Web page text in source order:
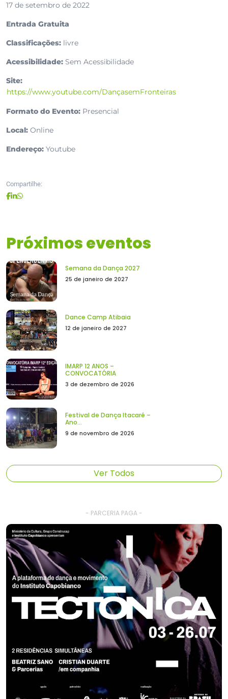
17 de setembro de 2022
Entrada Gratuita
Classificações: livre
Acessibilidade: Sem Acessibilidade
Site:
https://www.youtube.com/DançasemFronteiras
Formato do Evento: Presencial
Local: Online
Endereço: Youtube
Compartilhe:
Próximos eventos
Semana da Dança 2027
25 de janeiro de 2027
Dance Camp Atibaia
12 de janeiro de 2027
IMARP 12 ANOS –
CONVOCATÓRIA
3 de dezembro de 2026
Festival de Dança Itacaré –
Ano...
9 de novembro de 2026
Ver Todos
- PARCERIA PAGA -